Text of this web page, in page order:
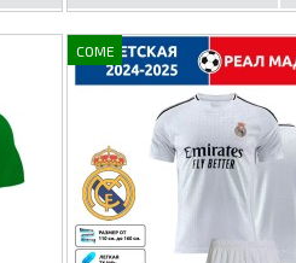
COME